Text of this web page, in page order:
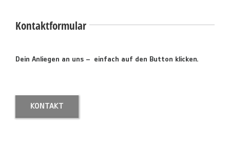
Kontaktformular
Dein Anliegen an uns – einfach auf den Button klicken.
KONTAKT